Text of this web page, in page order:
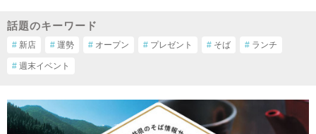
話題のキーワード
# 新店 # 運勢 # オープン # プレゼント # そば # ランチ
# 週末イベント